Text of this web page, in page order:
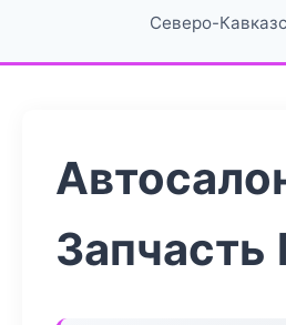
Северо-